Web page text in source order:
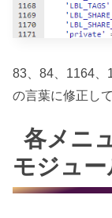
83、84、1164、
の言葉に修正し
各メニ
モジュー